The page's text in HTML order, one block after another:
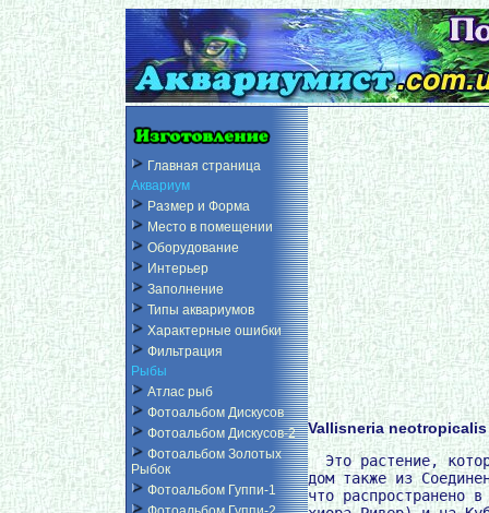
Главная страница
Аквариум
Размер и Форма
Место в помещении
Оборудование
Интерьер
Заполнение
Типы аквариумов
Характерные ошибки
Фильтрация
Рыбы
Атлас рыб
Фотоальбом Дискусов
Фотоальбом Дискусов-2
Фотоальбом Золотых
Рыбок
Фотоальбом Гуппи-1
Vallisneria neotropicalis
Это растение,
дом также из
что распространено